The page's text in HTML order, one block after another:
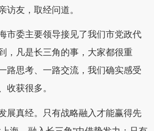
访友，取经问道。
委主要领导接见了我们市党政代
，凡是长三角的事，大家都很重
路思考、一路交流，我们确实感受
收获很多。
真经。只有战略融入才能赢得先